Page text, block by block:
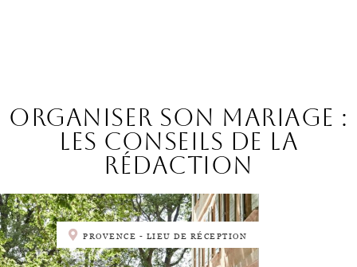
Organiser son mariage :
les conseils de la
rédaction
PROVENCE - LIEU DE RÉCEPTION